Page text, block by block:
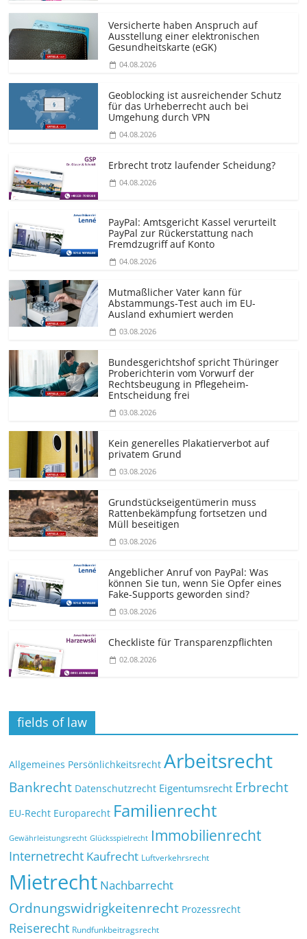
Versicherte haben Anspruch auf
Ausstellung einer elektronischen
Gesundheitskarte (eGK)
04.08.2026
Geoblocking ist ausreichender Schutz
für das Urheberrecht auch bei
Umgehung durch VPN
04.08.2026
Erbrecht trotz laufender Scheidung?
04.08.2026
PayPal: Amtsgericht Kassel verurteilt
PayPal zur Rückerstattung nach
Fremdzugriff auf Konto
04.08.2026
Mutmaßlicher Vater kann für
Abstammungs-Test auch im EU-
Ausland exhumiert werden
03.08.2026
Bundesgerichtshof spricht Thüringer
Proberichterin vom Vorwurf der
Rechtsbeugung in Pflegeheim-
Entscheidung frei
03.08.2026
Kein generelles Plakatierverbot auf
privatem Grund
03.08.2026
Grundstücks­eigentümerin muss
Rattenbekämpfung fortsetzen und
Müll beseitigen
03.08.2026
Angeblicher Anruf von PayPal: Was
können Sie tun, wenn Sie Opfer eines
Fake-Supports geworden sind?
03.08.2026
Checkliste für Transparenz­pflichten
02.08.2026
fields of law
Allgemeines Persönlichkeitsrecht Arbeitsrecht
Bankrecht Datenschutzrecht Eigentumsrecht Erbrecht
EU-Recht Europarecht Familienrecht
Gewährleistungsrecht Glücksspielrecht Immobilienrecht
Internetrecht Kaufrecht Luftverkehrsrecht
Mietrecht Nachbarrecht
Ordnungswidrigkeitenrecht Prozessrecht
Reiserecht Rundfunkbeitragsrecht